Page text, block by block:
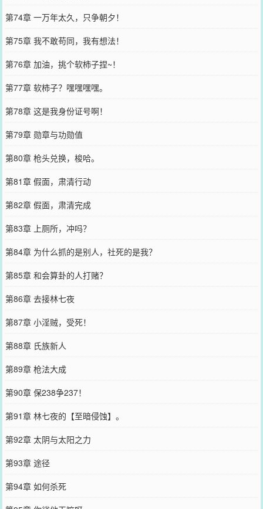
第74章 一万年太久，只争朝夕！
第75章 我不敢苟同，我有想法！
第76章 加油，挑个软柿子捏~！
第77章 软柿子？嘿嘿嘿嘿。
第78章 这是我身份证号啊！
第79章 勋章与功勋值
第80章 枪头兑换，梭哈。
第81章 假面，肃清行动
第82章 假面，肃清完成
第83章 上厕所，冲吗？
第84章 为什么抓的是别人，社死的是我？
第85章 和会算卦的人打赌？
第86章 去接林七夜
第87章 小淫贼，受死！
第88章 氏族新人
第89章 枪法大成
第90章 保238争237！
第91章 林七夜的【至暗侵蚀】。
第92章 太阴与太阳之力
第93章 途径
第94章 如何杀死